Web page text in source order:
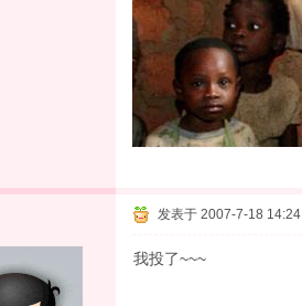
发表于 2007-7-18 14:24
我投了~~~